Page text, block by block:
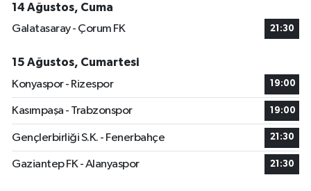
14 Ağustos, Cuma
Galatasaray - Çorum FK
21:30
15 Ağustos, Cumartesi
Konyaspor - Rizespor
19:00
Kasımpaşa - Trabzonspor 19:00
Gençlerbirliği S.K. - Fenerbahçe 21:30
Gaziantep FK - Alanyaspor 21:30